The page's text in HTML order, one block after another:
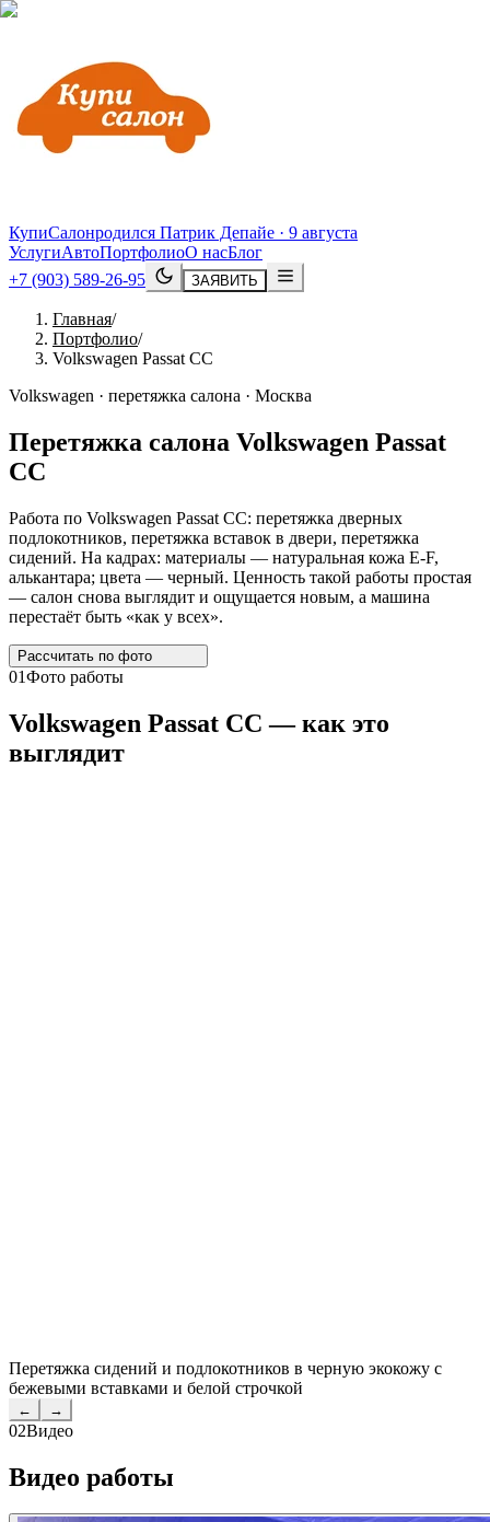
КупиСалонродился Патрик Депайе · 9 августа
УслугиАвтоПортфолиоО насБлог
+7 (903) 589-26-95
ЗАЯВИТЬ
Главная/
Портфолио/
Volkswagen Passat CC
Volkswagen · перетяжка салона · Москва
Перетяжка салона Volkswagen Passat
CC
Работа по Volkswagen Passat CC: перетяжка дверных
подлокотников, перетяжка вставок в двери, перетяжка
сидений. На кадрах: материалы — натуральная кожа E-F,
алькантара; цвета — черный. Ценность такой работы простая
— салон снова выглядит и ощущается новым, а машина
перестаёт быть «как у всех».
Рассчитать по фото
01Фото работы
Volkswagen Passat CC — как это
выглядит
Перетяжка сидений и подлокотников в черную экокожу с
бежевыми вставками и белой строчкой
← →
02Видео
Видео работы